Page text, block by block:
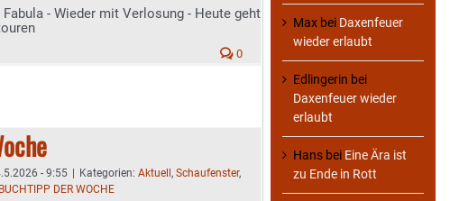
- Wieder mit Verlosung - Heute geht
0
- 9:55 Kategorien: Aktuell , Schaufenster,
BUCHTIPP DER WOCHE
Max bei Daxenfeuer
wieder erlaubt
Edlingerin bei
Daxenfeuer wieder
erlaubt
Hans bei Eine Ära ist
zu Ende in Rott